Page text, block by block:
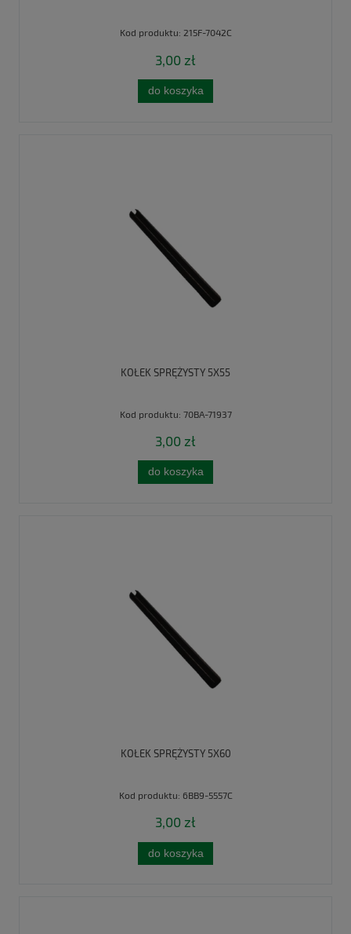
Kod produktu: 215F-7042C
3,00 zł
do koszyka
KOŁEK SPRĘŻYSTY 5X55
Kod produktu: 70BA-71937
3,00 zł
do koszyka
KOŁEK SPRĘŻYSTY 5X60
Kod produktu: 6BB9-5557C
3,00 zł
do koszyka